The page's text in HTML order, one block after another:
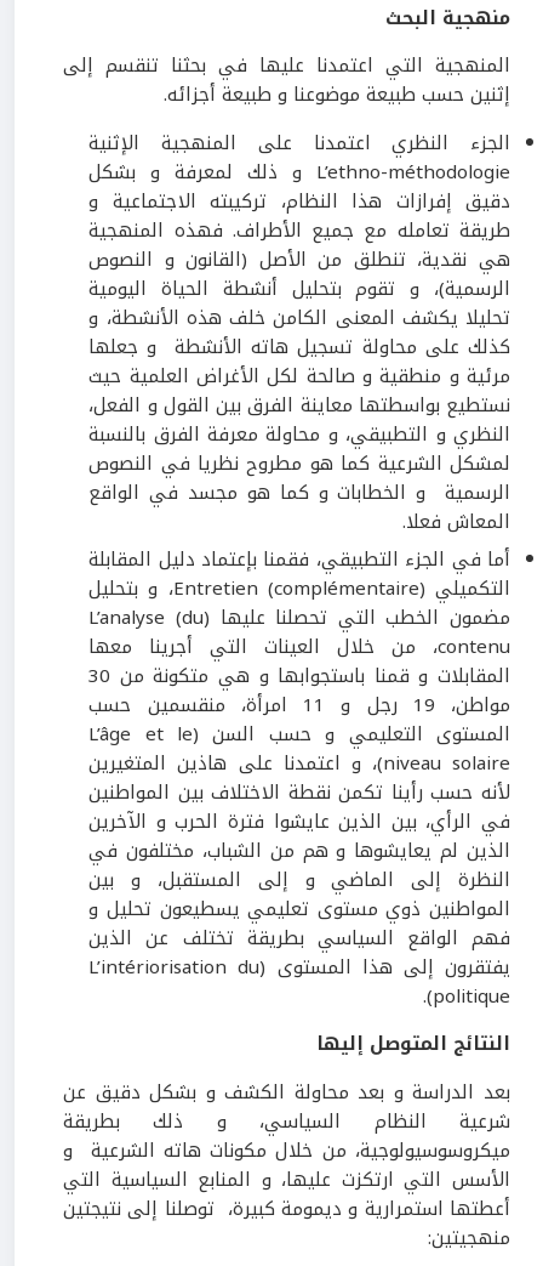
منهجية البحث
المنهجية التي اعتمدنا عليها في بحثنا تنقسم إلى
إثنين حسب طبيعة موضوعنا و طبيعة أجزائه.
الجزء النظري اعتمدنا على المنهجية الإثنية
L’ethno-méthodologie و ذلك لمعرفة و بشكل
دقيق إفرازات هذا النظام، تركيبته الاجتماعية و
طريقة تعامله مع جميع الأطراف. فهذه المنهجية
هي نقدية، تنطلق من الأصل (القانون و النصوص
الرسمية)، و تقوم بتحليل أنشطة الحياة اليومية
تحليلا يكشف المعنى الكامن خلف هذه الأنشطة، و
كذلك على محاولة تسجيل هاته الأنشطة و جعلها
مرئية و منطقية و صالحة لكل الأغراض العلمية حيث
نستطيع بواسطتها معاينة الفرق بين القول و الفعل،
النظري و التطبيقي، و محاولة معرفة الفرق بالنسبة
لمشكل الشرعية كما هو مطروح نظريا في النصوص
الرسمية و الخطابات و كما هو مجسد في الواقع
المعاش فعلا.
أما في الجزء التطبيقي، فقمنا بإعتماد دليل المقابلة
التكميلي (Entretien (complémentaire، و بتحليل
مضمون الخطب التي تحصلنا عليها (L’analyse (du
contenu، من خلال العينات التي أجرينا معها
المقابلات و قمنا باستجوابها و هي متكونة من 30
مواطن، 19 رجل و 11 امرأة، منقسمين حسب
المستوى التعليمي و حسب السن (L’âge et le
niveau solaire)، و اعتمدنا على هاذين المتغيرين
لأنه حسب رأينا تكمن نقطة الاختلاف بين المواطنين
في الرأي، بين الذين عايشوا فترة الحرب و الآخرين
الذين لم يعايشوها و هم من الشباب، مختلفون في
النظرة إلى الماضي و إلى المستقبل، و بين
المواطنين ذوي مستوى تعليمي يسطيعون تحليل و
فهم الواقع السياسي بطريقة تختلف عن الذين
يفتقرون إلى هذا المستوى (L’intériorisation du
politique).
النتائج المتوصل إليها
بعد الدراسة و بعد محاولة الكشف و بشكل دقيق عن
شرعية النظام السياسي، و ذلك بطريقة
ميكروسوسيولوجية، من خلال مكونات هاته الشرعية و
الأسس التي ارتكزت عليها، و المنابع السياسية التي
أعطتها استمرارية و ديمومة كبيرة، توصلنا إلى نتيجتين
منهجيتين: